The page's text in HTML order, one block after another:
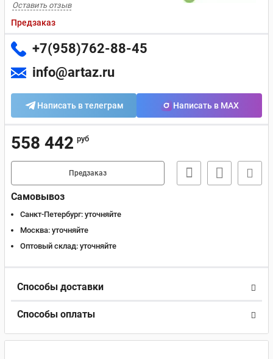
Оставить отзыв
Предзаказ
+7(958)762-88-45
info@artaz.ru
Написать в телеграм Написать в MAX
558 442 руб
Предзаказ
Самовывоз
Санкт-Петербург: уточняйте
Москва: уточняйте
Оптовый склад: уточняйте
Способы доставки
Способы оплаты